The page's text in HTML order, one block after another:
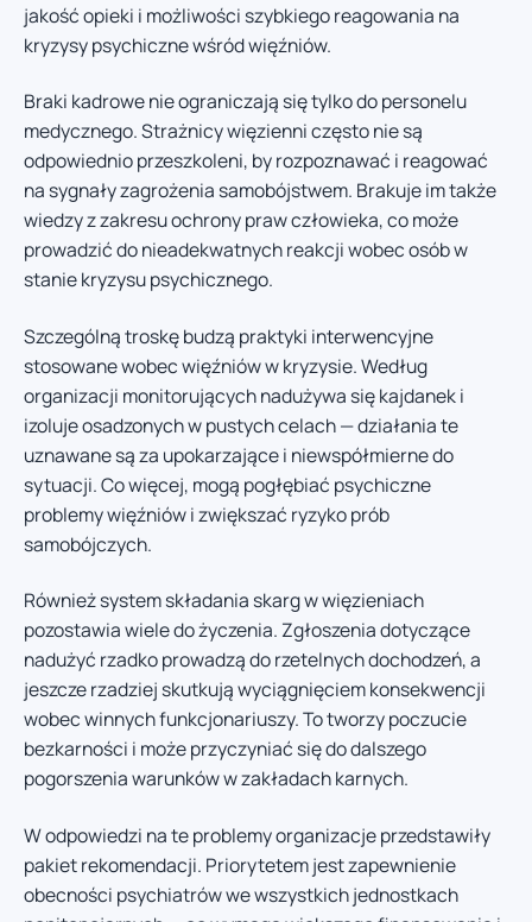
jakość opieki i możliwości szybkiego reagowania na
kryzysy psychiczne wśród więźniów.
Braki kadrowe nie ograniczają się tylko do personelu
medycznego. Strażnicy więzienni często nie są
odpowiednio przeszkoleni, by rozpoznawać i reagować
na sygnały zagrożenia samobójstwem. Brakuje im także
wiedzy z zakresu ochrony praw człowieka, co może
prowadzić do nieadekwatnych reakcji wobec osób w
stanie kryzysu psychicznego.
Szczególną troskę budzą praktyki interwencyjne
stosowane wobec więźniów w kryzysie. Według
organizacji monitorujących nadużywa się kajdanek i
izoluje osadzonych w pustych celach — działania te
uznawane są za upokarzające i niewspółmierne do
sytuacji. Co więcej, mogą pogłębiać psychiczne
problemy więźniów i zwiększać ryzyko prób
samobójczych.
Również system składania skarg w więzieniach
pozostawia wiele do życzenia. Zgłoszenia dotyczące
nadużyć rzadko prowadzą do rzetelnych dochodzeń, a
jeszcze rzadziej skutkują wyciągnięciem konsekwencji
wobec winnych funkcjonariuszy. To tworzy poczucie
bezkarności i może przyczyniać się do dalszego
pogorszenia warunków w zakładach karnych.
W odpowiedzi na te problemy organizacje przedstawiły
pakiet rekomendacji. Priorytetem jest zapewnienie
obecności psychiatrów we wszystkich jednostkach